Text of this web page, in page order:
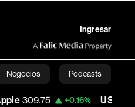
Ingresar
Negocios Podcasts
+0.16% USD COP 3,175.95